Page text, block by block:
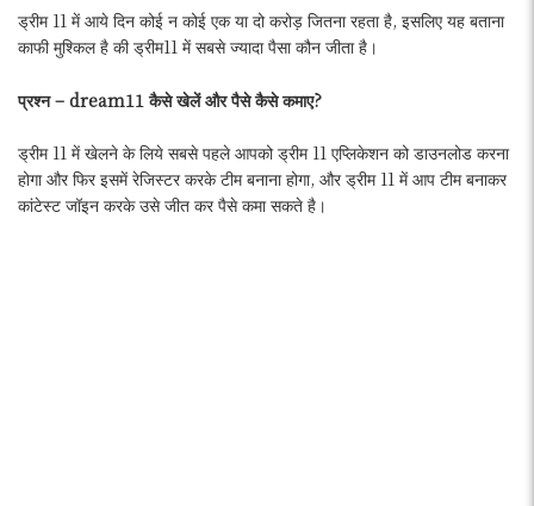
ड्रीम 11 में आये दिन कोई न कोई एक या दो करोड़ जितना रहता है, इसलिए यह बताना
काफी मुश्किल है की ड्रीम11 में सबसे ज्यादा पैसा कौन जीता है।
प्रश्न – dream11 कैसे खेलें और पैसे कैसे कमाए?
ड्रीम 11 में खेलने के लिये सबसे पहले आपको ड्रीम 11 एप्लिकेशन को डाउनलोड करना
होगा और फिर इसमें रेजिस्टर करके टीम बनाना होगा, और ड्रीम 11 में आप टीम बनाकर
कांटेस्ट जॉइन करके उसे जीत कर पैसे कमा सकते है।